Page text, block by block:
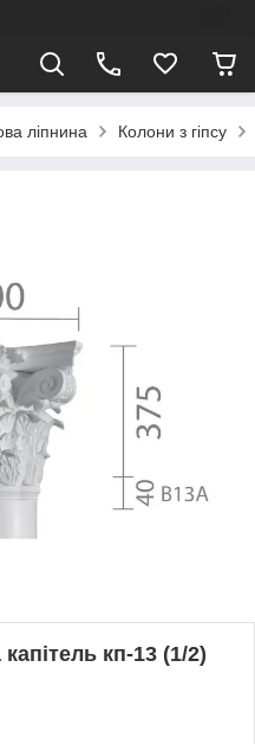
ліпнина Колони з гіпсу
капітель кп-13 (1/2)